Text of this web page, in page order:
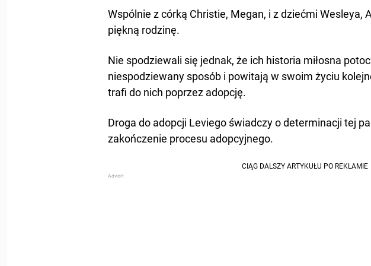
Wspólnie z córką Christie, Megan, i z dziećmi Wesleya,
piękną rodzinę.
Nie spodziewali się jednak, że ich historia miłosna
niespodziewany sposób i powitają w swoim życiu
trafi do nich poprzez adopcję.
Droga do adopcji Leviego świadczy o determinacji tej
zakończenie procesu adopcyjnego.